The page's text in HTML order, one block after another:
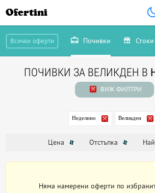
Ofertini
Всички оферти Почивки Стоки
ПОЧИВКИ ЗА ВЕЛИКДЕН В
ВИЖ ФИЛТРИ
Неделино Великден
Цена Отстъпка
Няма намерени оферти по